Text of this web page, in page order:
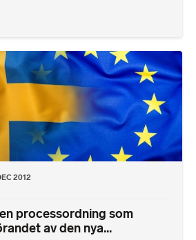
2012
processordning som
av den nya...